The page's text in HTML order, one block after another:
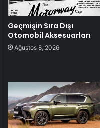
Geçmişin Sıra Dışı
Otomobil Aksesuarları
Ağustos 8, 2026